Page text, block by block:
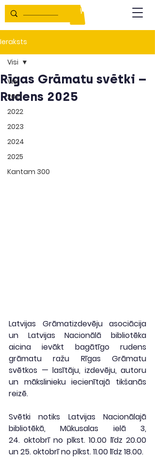
Ieraksts
Visi
2021
2022
2023
2024
2025
Kantam 300
Visi
Rīgas Grāmatu svētki –
Rudens 2025
Latvijas Grāmatizdevēju asociācija
un Latvijas Nacionālā bibliotēka
aicina ievākt bagātīgo rudens
grāmatu ražu Rīgas Grāmatu
svētkos — lasītāju, izdevēju, autoru
un mākslinieku iecienītajā tikšanās
reizē.
Svētki notiks Latvijas Nacionālajā
un 25. oktobrī no plkst. 11.00 līdz 18.00.